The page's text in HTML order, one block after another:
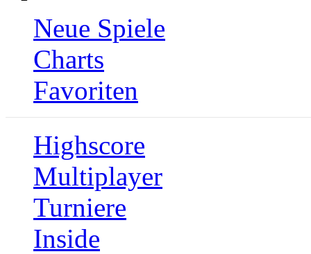
Neue Spiele
Charts
Favoriten
Highscore
Multiplayer
Turniere
Inside